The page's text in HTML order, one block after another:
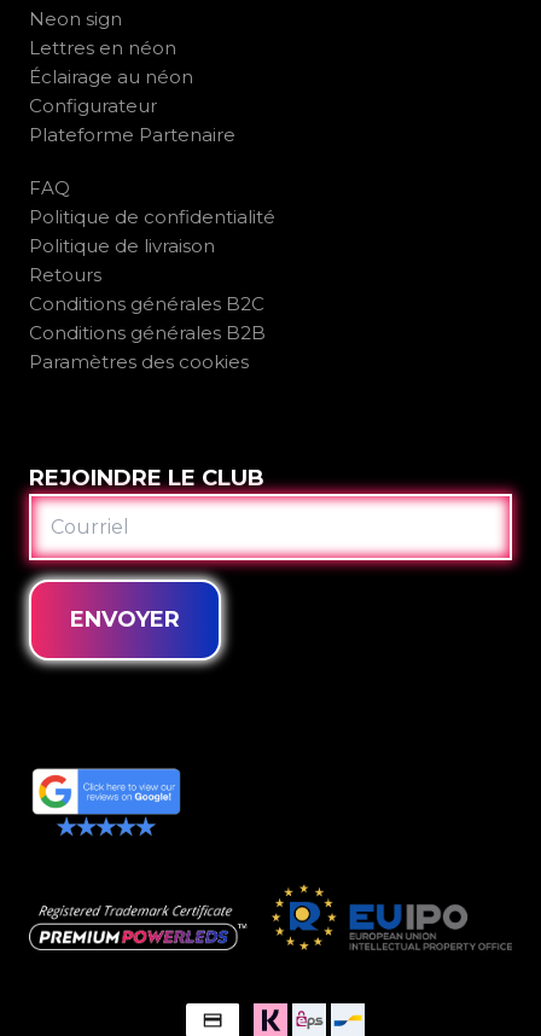
Neon sign
Lettres en néon
Éclairage au néon
Configurateur
Plateforme Partenaire
FAQ
Politique de confidentialité
Politique de livraison
Retours
Conditions générales B2C
Conditions générales B2B
Paramètres des cookies
REJOINDRE LE CLUB
COURRIEL
ENVOYER